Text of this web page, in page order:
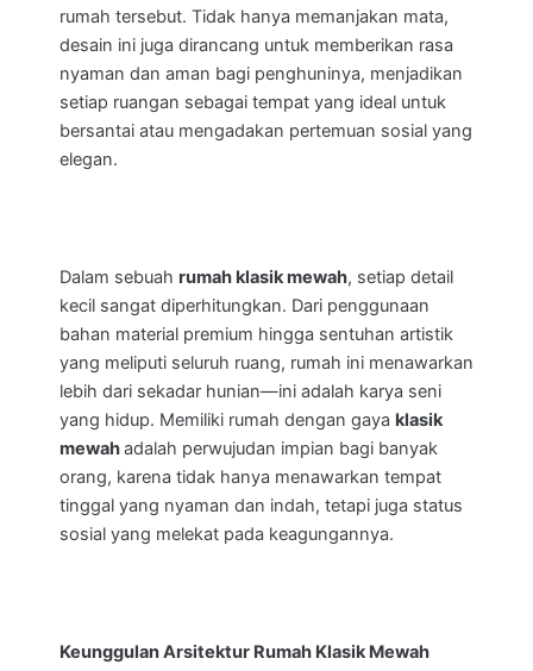
rumah tersebut. Tidak hanya memanjakan mata,
desain ini juga dirancang untuk memberikan rasa
nyaman dan aman bagi penghuninya, menjadikan
setiap ruangan sebagai tempat yang ideal untuk
bersantai atau mengadakan pertemuan sosial yang
elegan.
Dalam sebuah rumah klasik mewah, setiap detail
kecil sangat diperhitungkan. Dari penggunaan
bahan material premium hingga sentuhan artistik
yang meliputi seluruh ruang, rumah ini menawarkan
lebih dari sekadar hunian—ini adalah karya seni
yang hidup. Memiliki rumah dengan gaya klasik
mewahadalah perwujudan impian bagi banyak
orang, karena tidak hanya menawarkan tempat
tinggal yang nyaman dan indah, tetapi juga status
sosial yang melekat pada keagungannya.
Keunggulan Arsitektur Rumah Klasik Mewah